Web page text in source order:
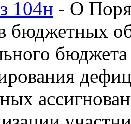
104н - О
бюджетных